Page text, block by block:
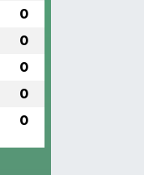
0
0
0
0
0